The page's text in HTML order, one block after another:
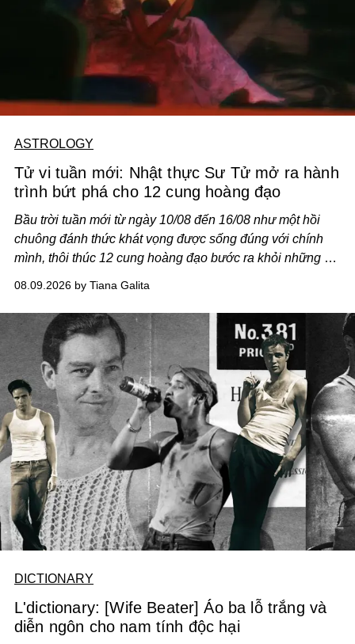
ASTROLOGY
Tử vi tuần mới: Nhật thực Sư Tử mở ra hành
trình bứt phá cho 12 cung hoàng đạo
Bầu trời tuần mới từ ngày 10/08 đến 16/08 như một hồi
chuông đánh thức khát vọng được sống đúng với chính
mình, thôi thúc 12 cung hoàng đạo bước ra khỏi những vỏ
08.09.2026 by Tiana Galita
DICTIONARY
L'dictionary: [Wife Beater] Áo ba lỗ trắng và
diễn ngôn cho nam tính độc hại